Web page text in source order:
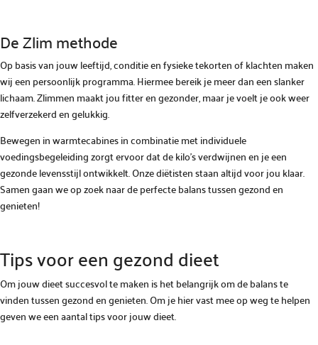
De Zlim methode
Op basis van jouw leeftijd, conditie en fysieke tekorten of klachten maken
wij een persoonlijk programma. Hiermee bereik je meer dan een slanker
lichaam. Zlimmen maakt jou fitter en gezonder, maar je voelt je ook weer
zelfverzekerd en gelukkig.
Bewegen in warmtecabines in combinatie met individuele
voedingsbegeleiding zorgt ervoor dat de kilo’s verdwijnen en je een
gezonde levensstijl ontwikkelt. Onze diëtisten staan altijd voor jou klaar.
Samen gaan we op zoek naar de perfecte balans tussen gezond en
genieten!
Tips voor een gezond dieet
Om jouw dieet succesvol te maken is het belangrijk om de balans te
vinden tussen gezond en genieten. Om je hier vast mee op weg te helpen
geven we een aantal tips voor jouw dieet.